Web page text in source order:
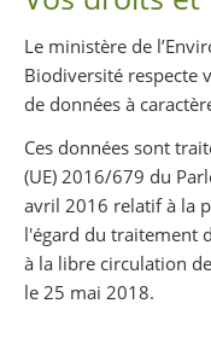
Le ministère de
Biodiversité respecte
de données à
Ces données sont
(UE) 2016/679 du
avril 2016 relatif à la
l'égard du traitement
à la libre circulation
le 25 mai 2018.